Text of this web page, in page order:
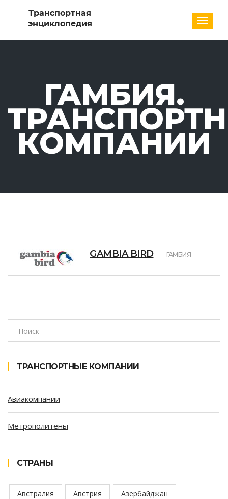
ГАМБИЯ.
КОМПАНИИ
GAMBIA BIRD ГАМБИЯ
ТРАНСПОРТНЫЕ КОМПАНИИ
Авиакомпании
Метрополитены
СТРАНЫ
Австралия Австрия Азербайджан